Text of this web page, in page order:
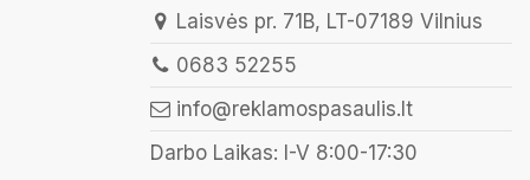
Laisvės pr. 71B, LT-07189 Vilnius
0683 52255
info@reklamospasaulis.lt
Darbo Laikas: I-V 8:00-17:30